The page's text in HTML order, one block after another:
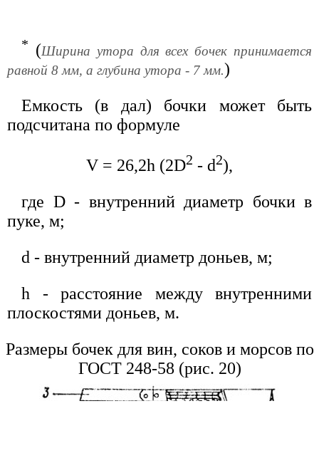
* (Ширина утора для всех бочек принимается
равной 8 мм, а глубина утора - 7 мм.)
Емкость (в дал) бочки может быть
подсчитана по формуле
V = 26,2h (2D2 - d2),
где D - внутренний диаметр бочки в
пуке, м;
d - внутренний диаметр доньев, м;
h - расстояние между внутренними
плоскостями доньев, м.
Размеры бочек для вин, соков и морсов по
ГОСТ 248-58 (рис. 20)